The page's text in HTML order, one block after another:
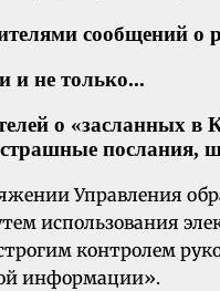
сообщений
о «засланных в
послания,
Управления
использования
контролем
информации».